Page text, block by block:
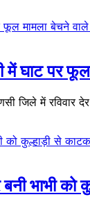
पर फूल
जिले में रविवार
बनी भाभी